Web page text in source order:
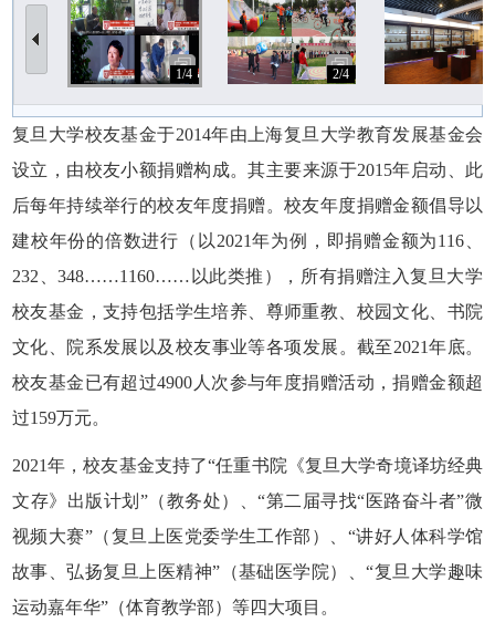
1/4 2/4
复旦大学校友基金于2014年由上海复旦大学教育发展基金会
设立，由校友小额捐赠构成。其主要来源于2015年启动、此
后每年持续举行的校友年度捐赠。 校友年度捐赠金额倡导以
建校年份的倍数进行（以 2021年为例，即捐赠金额为116
232 、348……1 160……以此类推），所有捐赠注入复旦大学
校友基金，支持包括学生培养、尊师重教、校园文化、书院
文化、院系发展以及校友事业等各项发展。截至2021年底。
校友基金已有超过4900人次参与年度捐赠活动，捐赠金额超
过1 59万元。
2021年，校友基金支持了“任重书院《复旦大学奇境译坊经典
文存》出版计划”（教务处）、“第二届寻找“医路奋斗者”微
视频大赛”（复旦上医党委学生工作部）、“讲好人体科学馆
故事、弘扬复旦上医精神”（基础医学院）、“复旦大学趣味
运动嘉年华”（体育教学部）等四大项目。